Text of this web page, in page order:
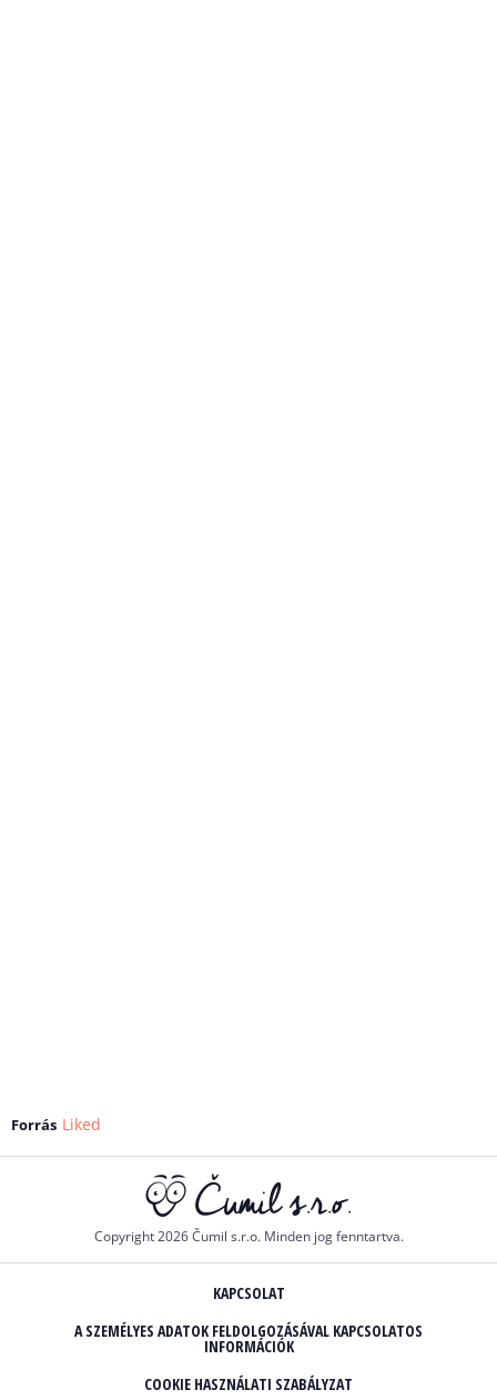
Forrás Liked
Copyright 2026 Čumil s.r.o. Minden jog fenntartva.
KAPCSOLAT
A SZEMÉLYES ADATOK FELDOLGOZÁSÁVAL KAPCSOLATOS
INFORMÁCIÓK
COOKIE HASZNÁLATI SZABÁLYZAT